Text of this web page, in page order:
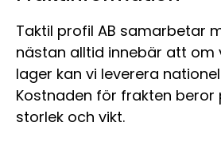
Taktil profil AB samarbetar
nästan alltid innebär att om
lager kan vi leverera
Kostnaden för frakten beror
storlek och vikt.